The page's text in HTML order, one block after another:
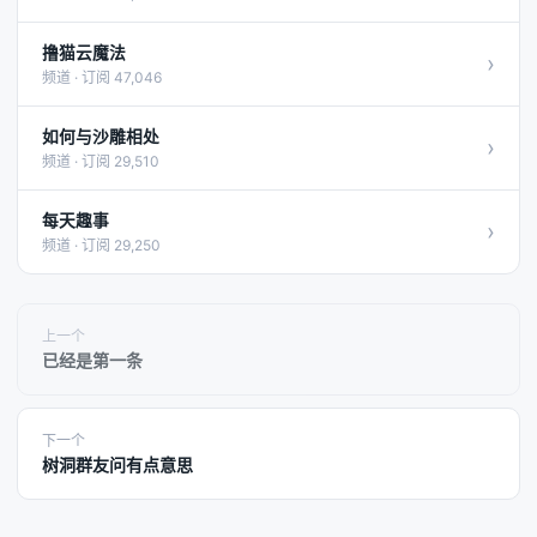
撸猫云魔法
频道 · 订阅 47,046 ›
如何与沙雕相处
频道 · 订阅 29,510 ›
每天趣事
频道 · 订阅 29,250 ›
上一个
已经是第一条
下一个
树洞群友问有点意思